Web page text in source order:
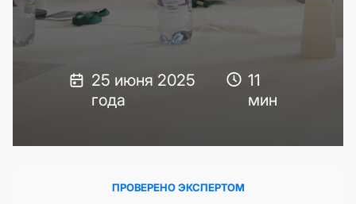
25 июня 2025
года
11
мин
ПРОВЕРЕНО ЭКСПЕРТОМ